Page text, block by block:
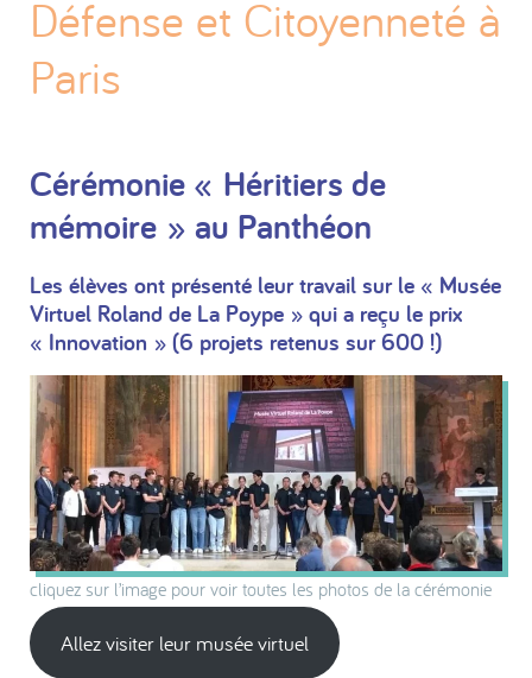
Défense et Citoyenneté à
Paris
Cérémonie « Héritiers de
mémoire » au Panthéon
Les élèves ont présenté leur travail sur le « Musée
Virtuel Roland de La Poype » qui a reçu le prix
« Innovation » (6 projets retenus sur 600 !)
cliquez sur l’image pour voir toutes les photos de la cérémonie
Allez visiter leur musée virtuel